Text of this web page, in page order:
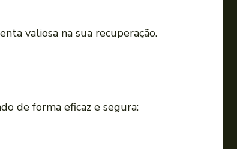
valiosa na sua recuperação.
de forma eficaz e segura: